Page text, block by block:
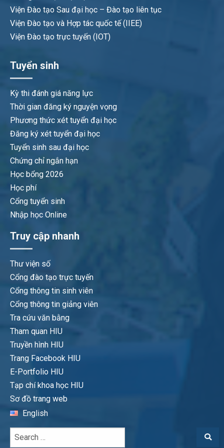
Viện Đào tạo Sau đại học – Đào tạo liên tục
Viện Đào tạo và Hợp tác quốc tế (IIEE)
Viện Đào tạo trực tuyến (IOT)
Tuyển sinh
Kỳ thi đánh giá năng lực
Thời gian đăng ký nguyện vọng
Phương thức xét tuyển đại học
Đăng ký xét tuyển đại học
Tuyển sinh sau đại học
Chứng chỉ ngắn hạn
Học bổng 2026
Học phí
Cổng tuyển sinh
Nhập học Online
Truy cập nhanh
Thư viện số
Cổng đào tạo trực tuyến
Cổng thông tin sinh viên
Cổng thông tin giảng viên
Tra cứu văn bằng
Tham quan HIU
Truyền hình HIU
Trang Facebook HIU
E-Portfolio HIU
Tạp chí khoa học HIU
Sơ đồ trang web
English